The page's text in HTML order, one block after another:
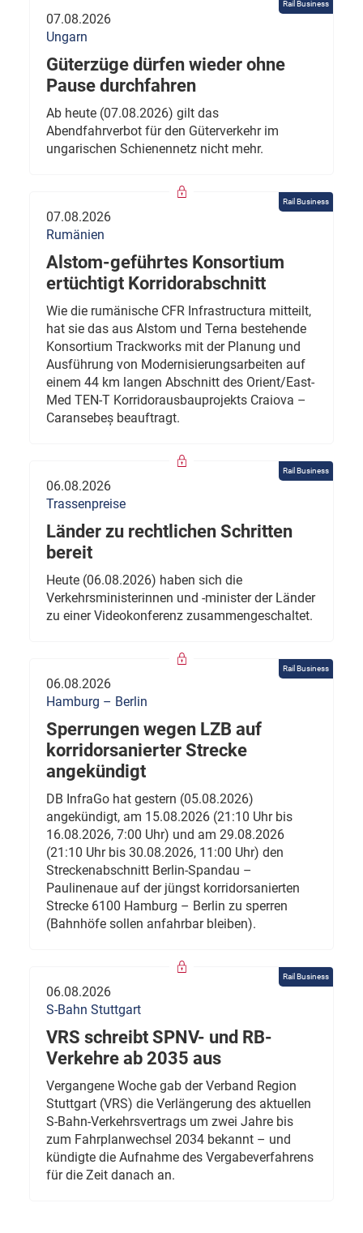
Rail Business
07.08.2026
Ungarn
Güterzüge dürfen wieder ohne
Pause durchfahren
Ab heute (07.08.2026) gilt das
Abendfahrverbot für den Güterverkehr im
ungarischen Schienennetz nicht mehr.
Rail Business
07.08.2026
Rumänien
Alstom-geführtes Konsortium
ertüchtigt Korridorabschnitt
Wie die rumänische CFR Infrastructura mitteilt,
hat sie das aus Alstom und Terna bestehende
Konsortium Trackworks mit der Planung und
Ausführung von Modernisierungsarbeiten auf
einem 44 km langen Abschnitt des Orient/East-
Med TEN-T Korridorausbauprojekts Craiova –
Caransebeș beauftragt.
Rail Business
06.08.2026
Trassenpreise
Länder zu rechtlichen Schritten
bereit
Heute (06.08.2026) haben sich die
Verkehrsministerinnen und -minister der Länder
zu einer Videokonferenz zusammengeschaltet.
Rail Business
06.08.2026
Hamburg – Berlin
Sperrungen wegen LZB auf
korridorsanierter Strecke
angekündigt
DB InfraGo hat gestern (05.08.2026)
angekündigt, am 15.08.2026 (21:10 Uhr bis
16.08.2026, 7:00 Uhr) und am 29.08.2026
(21:10 Uhr bis 30.08.2026, 11:00 Uhr) den
Streckenabschnitt Berlin-Spandau –
Paulinenaue auf der jüngst korridorsanierten
Strecke 6100 Hamburg – Berlin zu sperren
(Bahnhöfe sollen anfahrbar bleiben).
Rail Business
06.08.2026
S-Bahn Stuttgart
VRS schreibt SPNV- und RB-
Verkehre ab 2035 aus
Vergangene Woche gab der Verband Region
Stuttgart (VRS) die Verlängerung des aktuellen
S-Bahn-Verkehrsvertrags um zwei Jahre bis
zum Fahrplanwechsel 2034 bekannt – und
kündigte die Aufnahme des Vergabeverfahrens
für die Zeit danach an.